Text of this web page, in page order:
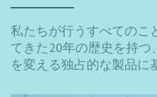
マナテックは、細胞間コ
トするように設計された
であるマナポールパウダ
とを誇りに思っています